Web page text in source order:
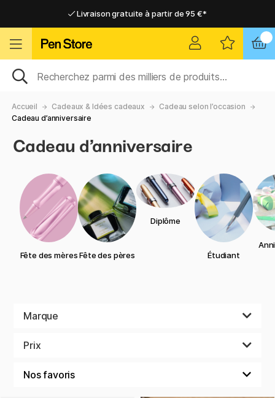
Livraison gratuite à partir de 95 €*
Livraison domicile ou point relais
Livraison gratuite à partir de 95 €*
Livraison domicile ou point relais
Accueil Cadeaux & Idées cadeaux
Cadeau selon l’occasion
Cadeau d’anniversaire
Cadeau d’anniversaire
Fête des mèresFête des pères
Diplôme
Étudiant
Marque
Prix